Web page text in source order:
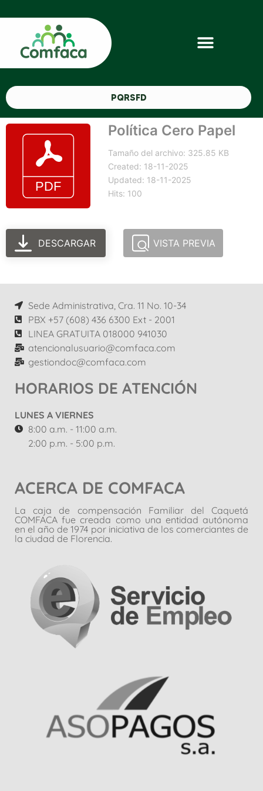
PQRSFD
Política Cero Papel
Tamaño del archivo: 325.85 KB
Created: 18-11-2025
Updated: 18-11-2025
Hits: 100
DESCARGAR VISTA PREVIA
Sede Administrativa, Cra. 11 No. 10-34
PBX +57 (608) 436 6300 Ext - 2001
LINEA GRATUITA 018000 941030
atencionalusuario@comfaca.com
gestiondoc@comfaca.com
HORARIOS DE ATENCIÓN
LUNES A VIERNES
8:00 a.m. - 11:00 a.m.
2:00 p.m. - 5:00 p.m.
ACERCA DE COMFACA
La caja de compensación Familiar del Caquetá
COMFACA fue creada como una entidad autónoma
en el año de 1974 por iniciativa de los comerciantes de
la ciudad de Florencia.